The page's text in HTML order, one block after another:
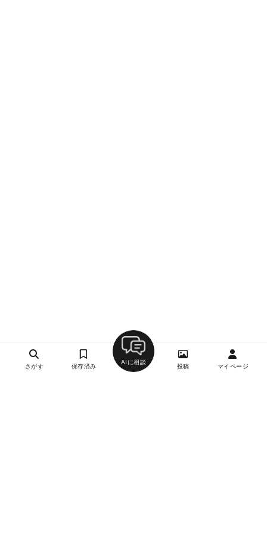
さがす 保存済み
AIに相談
投稿 マイページ